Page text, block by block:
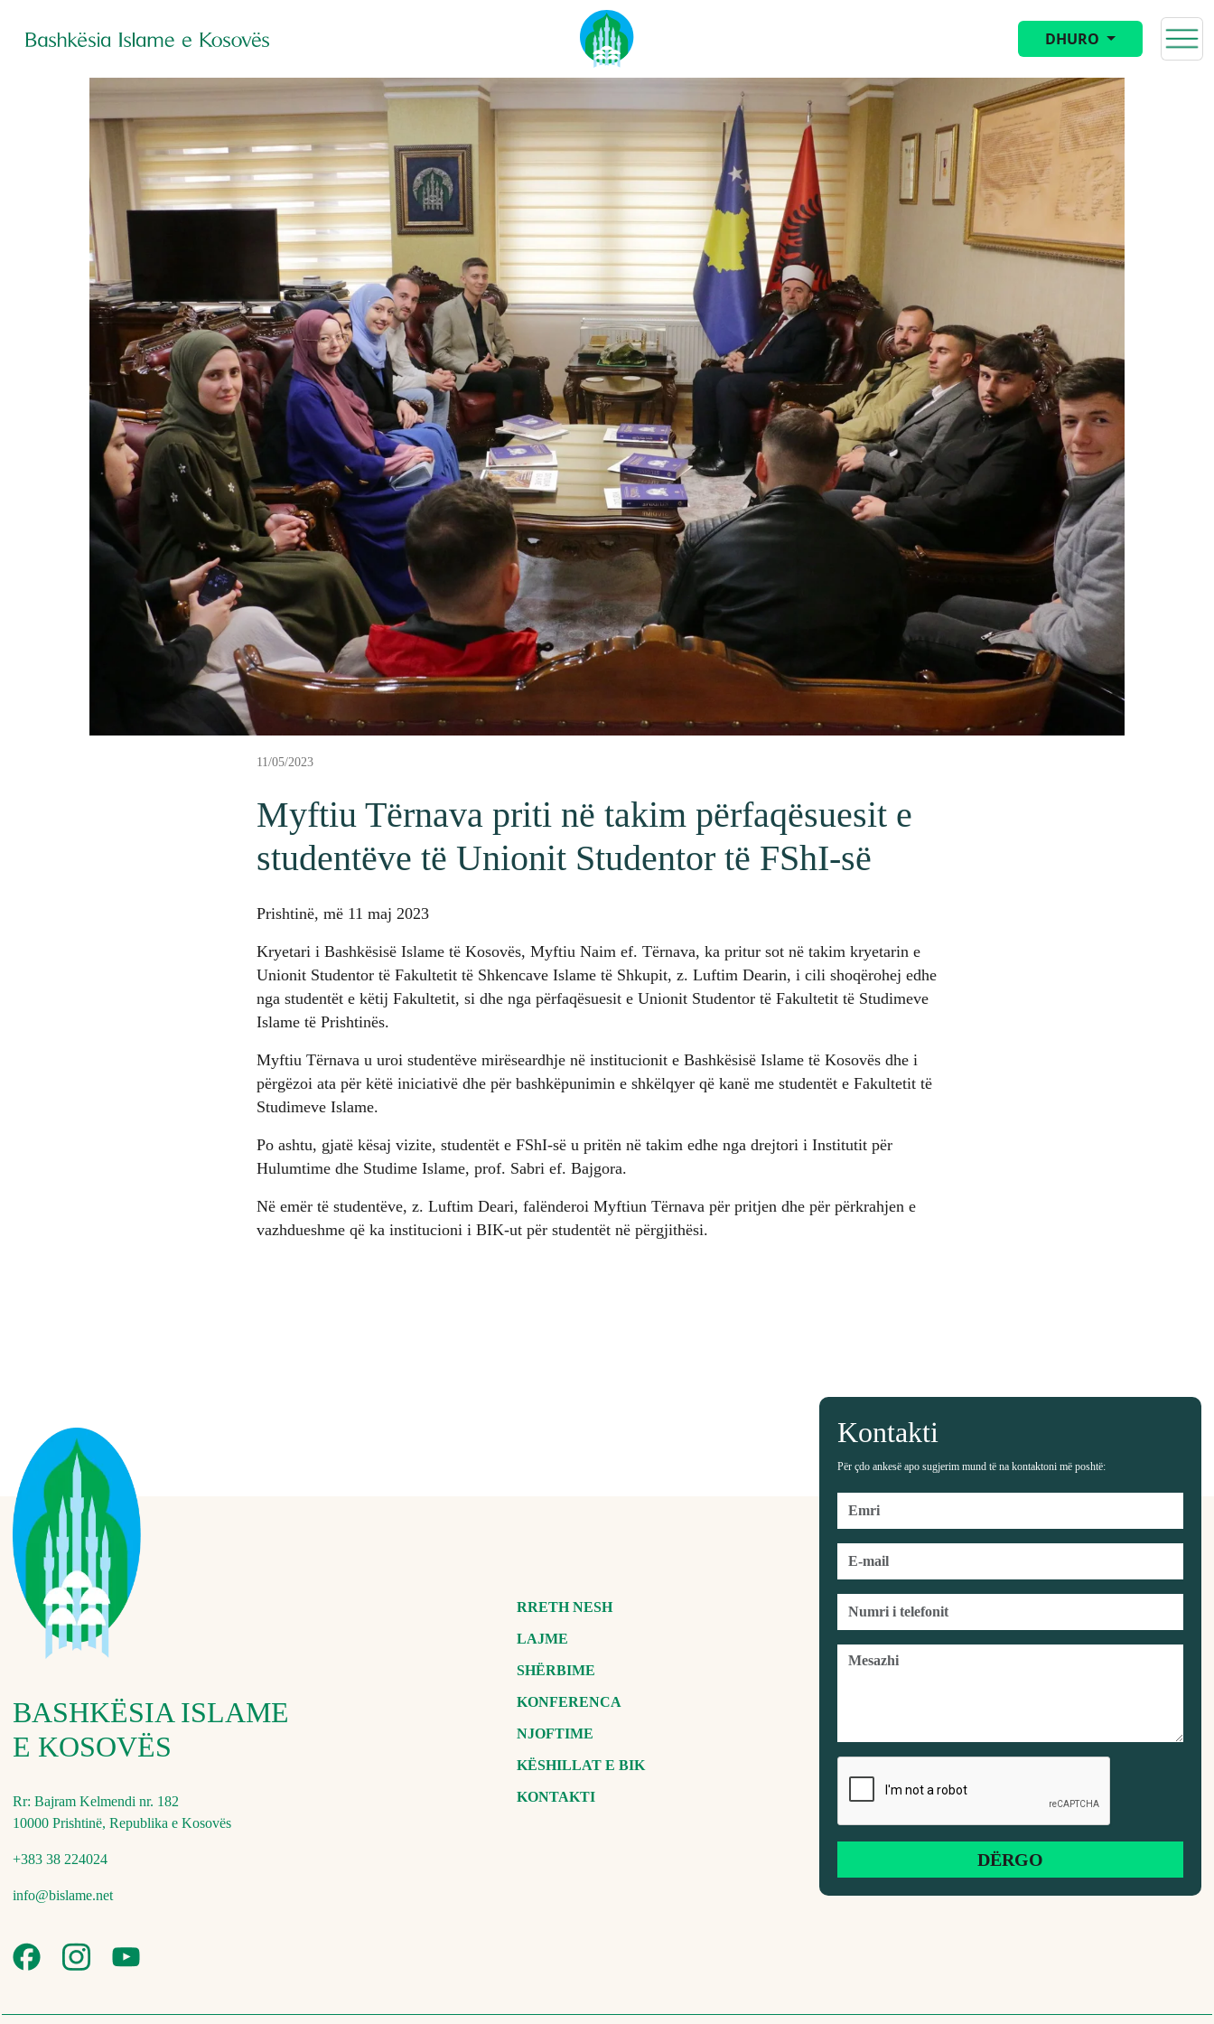
DHURO
11/05/2023
Myftiu Tërnava priti në takim përfaqësuesit e
studentëve të Unionit Studentor të FShI-së
Prishtinë, më 11 maj 2023
Kryetari i Bashkësisë Islame të Kosovës, Myftiu Naim ef. Tërnava, ka pritur sot në takim kryetarin e
Unionit Studentor të Fakultetit të Shkencave Islame të Shkupit, z. Luftim Dearin, i cili shoqërohej edhe
nga studentët e këtij Fakultetit, si dhe nga përfaqësuesit e Unionit Studentor të Fakultetit të Studimeve
Islame të Prishtinës.
Myftiu Tërnava u uroi studentëve mirëseardhje në institucionit e Bashkësisë Islame të Kosovës dhe i
përgëzoi ata për këtë iniciativë dhe për bashkëpunimin e shkëlqyer që kanë me studentët e Fakultetit të
Studimeve Islame.
Po ashtu, gjatë kësaj vizite, studentët e FShI-së u pritën në takim edhe nga drejtori i Institutit për
Hulumtime dhe Studime Islame, prof. Sabri ef. Bajgora.
Në emër të studentëve, z. Luftim Deari, falënderoi Myftiun Tërnava për pritjen dhe për përkrahjen e
vazhdueshme që ka institucioni i BIK-ut për studentët në përgjithësi.
BASHKËSIA ISLAME
E KOSOVËS
Rr: Bajram Kelmendi nr. 182
10000 Prishtinë, Republika e Kosovës
+383 38 224024
info@bislame.net
RRETH NESH
LAJME
SHËRBIME
KONFERENCA
NJOFTIME
KËSHILLAT E BIK
KONTAKTI
Kontakti
Për çdo ankesë apo sugjerim mund të na kontaktoni më poshtë: